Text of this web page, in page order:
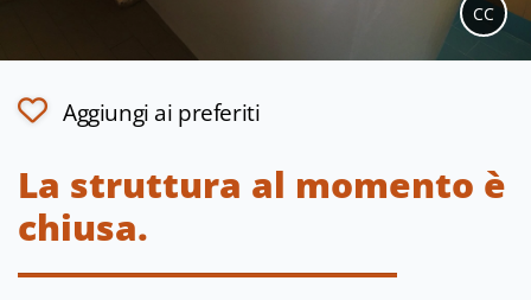
CC
Aggiungi ai preferiti
La struttura al momento è
chiusa.